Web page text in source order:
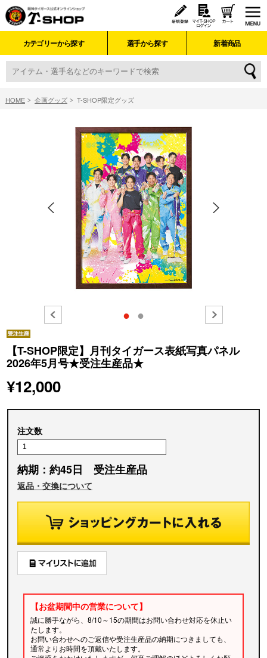
カテゴリーから探す 選手から探す 新着商品
HOME 企画グッズ T-SHOP限定グッズ
● ●
【T-SHOP限定】月刊タイガース表紙写真パネル
2026年5月号★受注生産品★
¥12,000
注文数
納期：約45日 受注生産品
返品・交換について
【お盆期間中の営業について】
誠に勝手ながら、8/10～15の期間はお問い合わせ対応を休止い
たします。
お問い合わせへのご返信や受注生産品の納期につきましても、
通常よりお時間を頂戴いたします。